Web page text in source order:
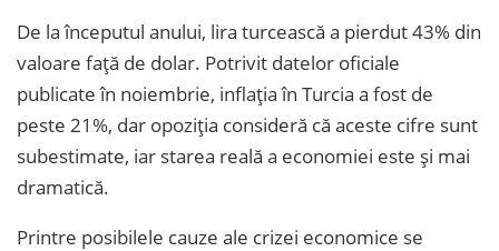
De la începutul anului, lira turcească a pierdut 43% din
valoare față de dolar. Potrivit datelor oficiale
publicate în noiembrie, inflația în Turcia a fost de
peste 21%, dar opoziția consideră că aceste cifre sunt
subestimate, iar starea reală a economiei este și mai
dramatică.
Printre posibilele cauze ale crizei economice se